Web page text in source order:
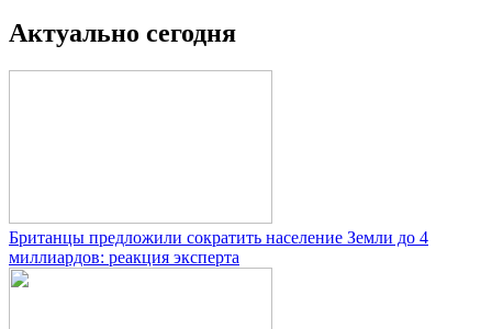
Актуально сегодня
Британцы предложили сократить население Земли до 4
миллиардов: реакция эксперта